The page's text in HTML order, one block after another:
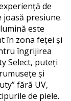
de
presiune.
este
în zona feței și
îngrijirea
Select, puteți
și
fără UV,
de piele.